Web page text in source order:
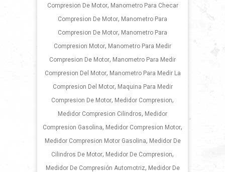
Compresion De Motor, Manometro Para Checar
Compresion De Motor, Manometro Para
Compresion De Motor, Manometro Para
Compresion Motor, Manometro Para Medir
Compresion De Motor, Manometro Para Medir
Compresion Del Motor, Manometro Para Medir La
Compresion Del Motor, Maquina Para Medir
Compresion De Motor, Medidor Compresion,
Medidor Compresion Cilindros, Medidor
Compresion Gasolina, Medidor Compresion Motor,
Medidor Compresion Motor Gasolina, Medidor De
Cilindros De Motor, Medidor De Compresion,
Medidor De Compresión Automotriz, Medidor De